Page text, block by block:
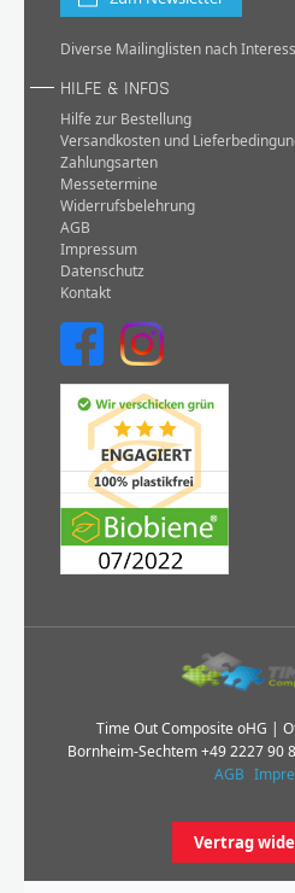
Diverse Mailinglisten nach
HILFE & INFOS
Hilfe zur Bestellung
Versandkosten und
Zahlungsarten
Messetermine
Widerrufsbelehrung
AGB
Impressum
Datenschutz
Kontakt
Time Out Composite oHG |
Bornheim-Sechtem+49 2227 90
AGB
Vertrag